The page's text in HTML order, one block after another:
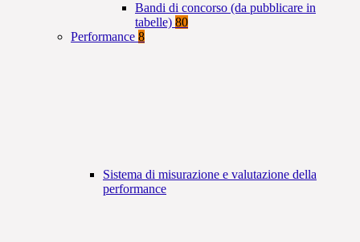
Bandi di concorso (da pubblicare in
tabelle) 80
Performance 8
Sistema di misurazione e valutazione della
performance